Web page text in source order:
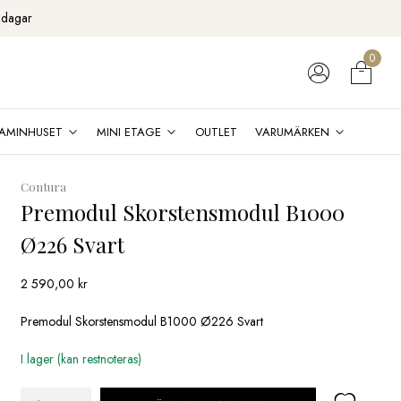
0
MINI ETAGE OUTLET VARUMÄRKEN
Contura
Premodul Skorstensmodul B1000
Ø226 Svart
2 590,00kr
Premodul Skorstensmodul B1000 Ø226 Svart
I lager (kan restnoteras)